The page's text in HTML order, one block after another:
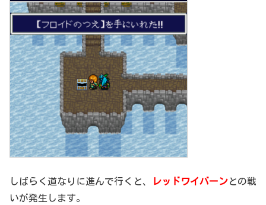
しばらく道なりに進んで行くと、 レッドワイバーンとの戦
いが発生します。